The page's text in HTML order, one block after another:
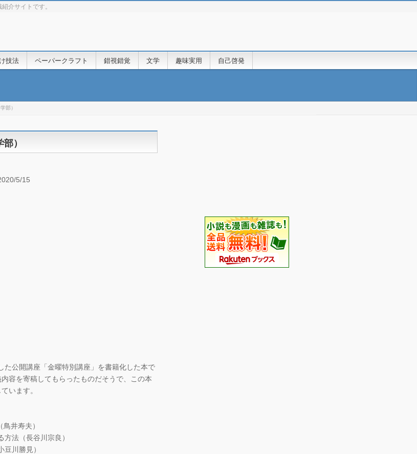
介サイトです。
技法 ペーパークラフト 錯視錯覚 文学 趣味実用 自己啓発
部）
）
5/15
公開講座「金曜特別講座」を書籍化した本で
容を寄稿してもらったものだそうで、この本
います。
井寿夫）
法（長谷川宗良）
川勝見）